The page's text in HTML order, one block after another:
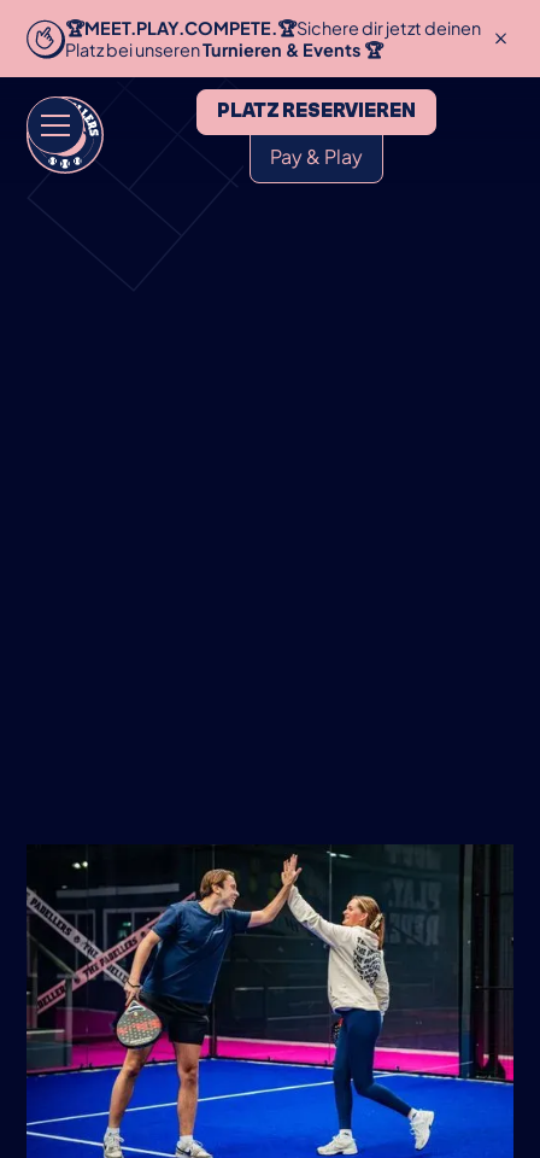
🏆MEET.PLAY.COMPETE.🏆Sichere dir jetzt deinen
Platz bei unserenTurnieren & Events 🏆
PLATZ RESERVIEREN
Pay & Play